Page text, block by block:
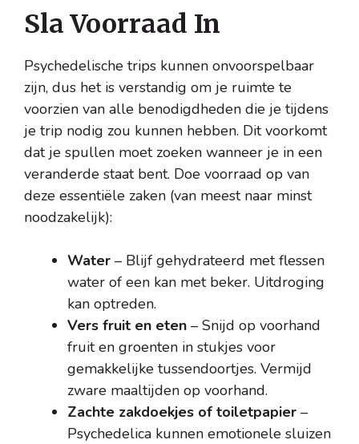
Sla Voorraad In
Psychedelische trips kunnen onvoorspelbaar
zijn, dus het is verstandig om je ruimte te
voorzien van alle benodigdheden die je tijdens
je trip nodig zou kunnen hebben. Dit voorkomt
dat je spullen moet zoeken wanneer je in een
veranderde staat bent. Doe voorraad op van
deze essentiële zaken (van meest naar minst
noodzakelijk):
Water – Blijf gehydrateerd met flessen
water of een kan met beker. Uitdroging
kan optreden.
Vers fruit en eten – Snijd op voorhand
fruit en groenten in stukjes voor
gemakkelijke tussendoortjes. Vermijd
zware maaltijden op voorhand.
Zachte zakdoekjes of toiletpapier –
Psychedelica kunnen emotionele sluizen